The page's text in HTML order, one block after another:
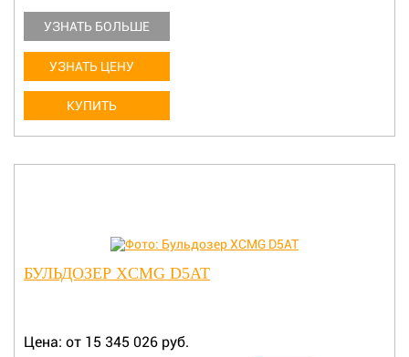
УЗНАТЬ БОЛЬШЕ
УЗНАТЬ ЦЕНУ
КУПИТЬ
БУЛЬДОЗЕР XCMG D5AT
Цена: от 15 345 026 руб.